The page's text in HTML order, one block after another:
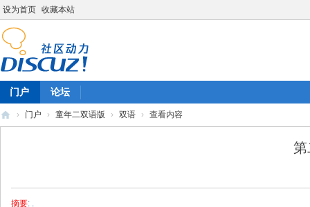
设为首页 收藏本站
门户 论坛
› 门户 › 童年二双语版 › 双语 › 查看内容
第
摘要: .